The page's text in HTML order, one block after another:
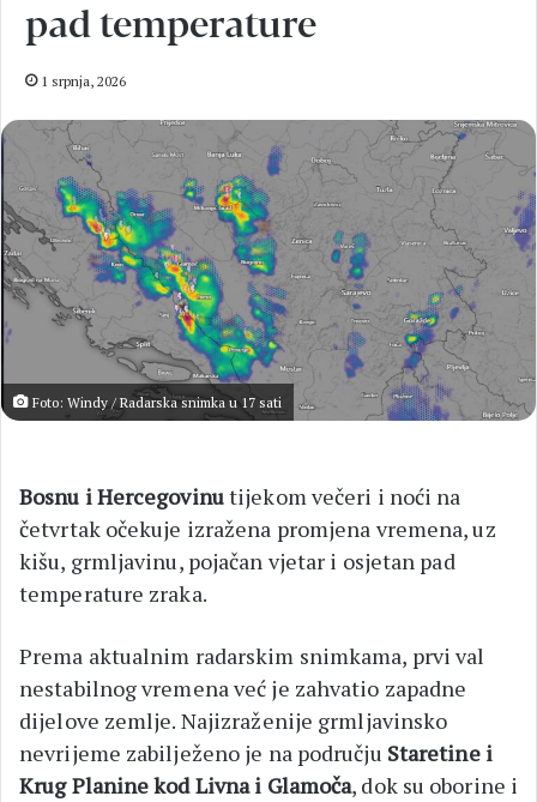
pad temperature
1 srpnja, 2026
Foto: Windy / Radarska snimka u 17 sati
Bosnu i Hercegovinutijekom večeri i noći na
četvrtak očekuje izražena promjena vremena, uz
kišu, grmljavinu, pojačan vjetar i osjetan pad
temperature zraka.
Prema aktualnim radarskim snimkama, prvi val
nestabilnog vremena već je zahvatio zapadne
dijelove zemlje. Najizraženije grmljavinsko
nevrijeme zabilježeno je na području Staretine i
Krug Planine kod Livna i Glamoča, dok su oborine i